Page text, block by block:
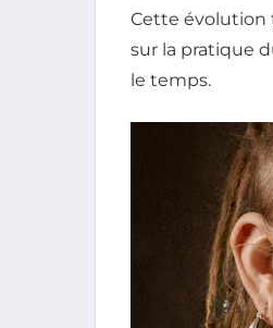
Cette évolution
sur la pratique
le temps.